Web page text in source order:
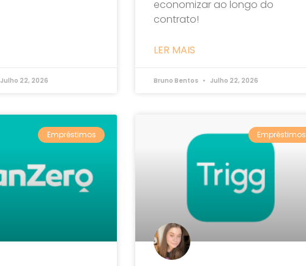
Julho 22, 2026
economizar ao longo do
contrato!
LER MAIS
Bruno Bentos Julho 22, 2026
Empréstimos Empréstimos